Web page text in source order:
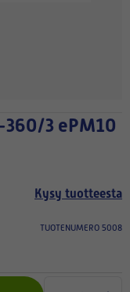
Kysy tuotteesta
TUOTENUMERO 5008